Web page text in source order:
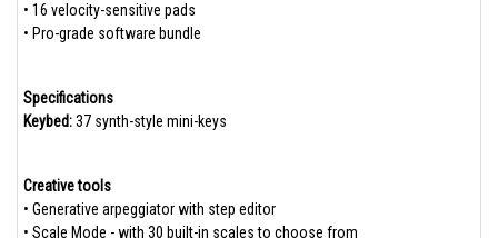
• 16 velocity-sensitive pads
• Pro-grade software bundle
Specifications
Keybed:37 synth-style mini-keys
Creative tools
• Generative arpeggiator with step editor
• Scale Mode - with 30 built-in scales to choose from